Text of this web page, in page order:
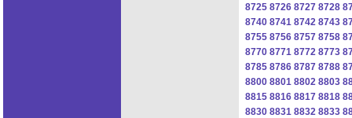
8725 8726 8727 8728
8740 8741 8742 8743
8755 8756 8757 8758
8770 8771 8772 8773
8785 8786 8787 8788
8800 8801 8802 8803
8815 8816 8817 8818
8830 8831 8832 8833